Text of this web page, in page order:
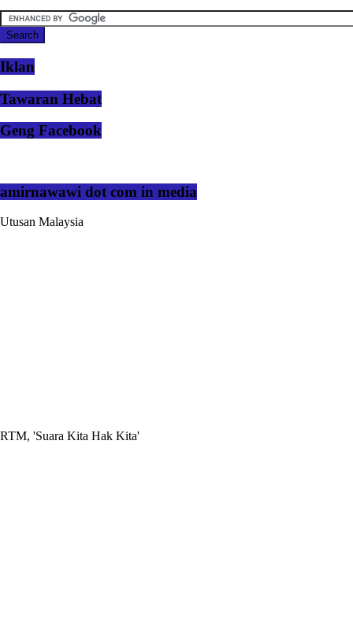
Iklan
Tawaran Hebat
Geng Facebook
amirnawawi dot com in media
Utusan Malaysia
RTM, 'Suara Kita Hak Kita'